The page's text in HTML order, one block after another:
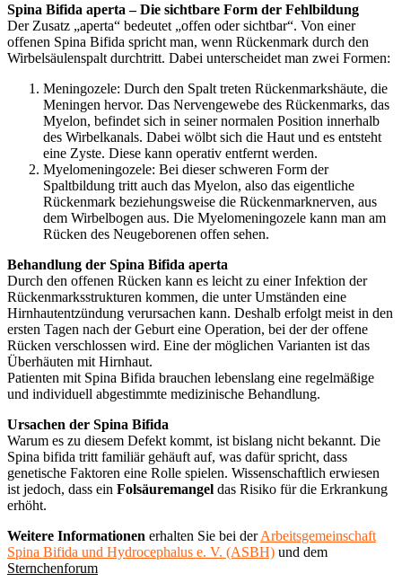
Spina Bifida aperta – Die sichtbare Form der Fehlbildung
Der Zusatz „aperta“ bedeutet „offen oder sichtbar“. Von einer
offenen Spina Bifida spricht man, wenn Rückenmark durch den
Wirbelsäulenspalt durchtritt. Dabei unterscheidet man zwei Formen:
Meningozele: Durch den Spalt treten Rückenmarkshäute, die
Meningen hervor. Das Nervengewebe des Rückenmarks, das
Myelon, befindet sich in seiner normalen Position innerhalb
des Wirbelkanals. Dabei wölbt sich die Haut und es entsteht
eine Zyste. Diese kann operativ entfernt werden.
Myelomeningozele: Bei dieser schweren Form der
Spaltbildung tritt auch das Myelon, also das eigentliche
Rückenmark beziehungsweise die Rückenmarknerven, aus
dem Wirbelbogen aus. Die Myelomeningozele kann man am
Rücken des Neugeborenen offen sehen.
Behandlung der Spina Bifida aperta
Durch den offenen Rücken kann es leicht zu einer Infektion der
Rückenmarksstrukturen kommen, die unter Umständen eine
Hirnhautentzündung verursachen kann. Deshalb erfolgt meist in den
ersten Tagen nach der Geburt eine Operation, bei der der offene
Rücken verschlossen wird. Eine der möglichen Varianten ist das
Überhäuten mit Hirnhaut.
Patienten mit Spina Bifida brauchen lebenslang eine regelmäßige
und individuell abgestimmte medizinische Behandlung.
Ursachen der Spina Bifida
Warum es zu diesem Defekt kommt, ist bislang nicht bekannt. Die
Spina bifida tritt familiär gehäuft auf, was dafür spricht, dass
genetische Faktoren eine Rolle spielen. Wissenschaftlich erwiesen
ist jedoch, dass ein Folsäuremangel das Risiko für die Erkrankung
erhöht.
Weitere Informationen erhalten Sie bei derArbeitsgemeinschaft
Spina Bifida und Hydrocephalus e. V. (ASBH) und dem
Sternchenforum